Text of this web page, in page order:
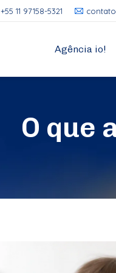
+55 11 97158-5321
Agência io!
O que